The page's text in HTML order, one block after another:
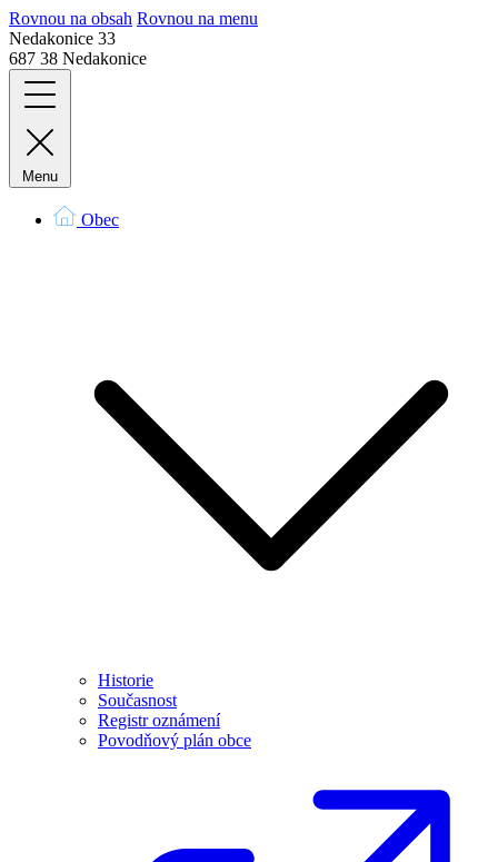
Rovnou na obsah Rovnou na menu
Nedakonice 33
687 38 Nedakonice
Menu
Obec
Historie
Současnost
Registr oznámení
Povodňový plán obce